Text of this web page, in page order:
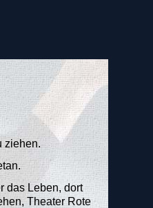
ziehen.
das Leben, dort
Theater Rote